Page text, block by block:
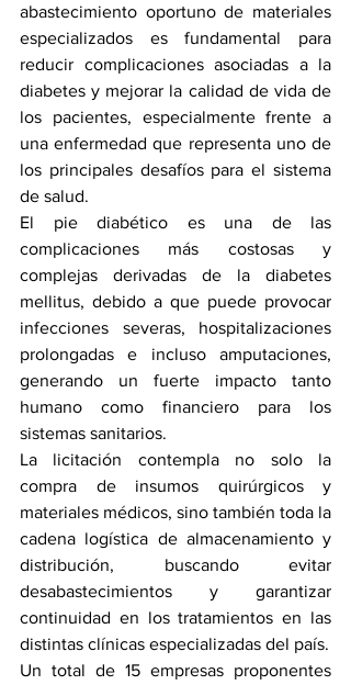
abastecimiento oportuno de materiales
especializados es fundamental para
reducir complicaciones asociadas a la
diabetes y mejorar la calidad de vida de
los pacientes, especialmente frente a
una enfermedad que representa uno de
los principales desafíos para el sistema
de salud.
El pie diabético es una de las
complicaciones más costosas y
complejas derivadas de la diabetes
mellitus, debido a que puede provocar
infecciones severas, hospitalizaciones
prolongadas e incluso amputaciones,
generando un fuerte impacto tanto
humano como financiero para los
sistemas sanitarios.
La licitación contempla no solo la
compra de insumos quirúrgicos y
materiales médicos, sino también toda la
cadena logística de almacenamiento y
distribución, buscando evitar
desabastecimientos y garantizar
continuidad en los tratamientos en las
distintas clínicas especializadas del país.
Un total de 15 empresas proponentes